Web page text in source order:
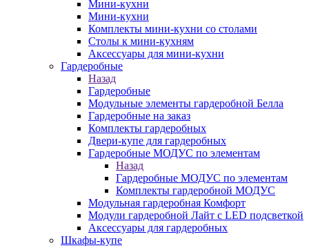
Мини-кухни
Мини-кухни
Комплекты мини-кухни со столами
Столы к мини-кухням
Аксессуары для мини-кухни
Гардеробные
Назад
Гардеробные
Модульные элементы гардеробной Белла
Гардеробные на заказ
Комплекты гардеробных
Двери-купе для гардеробных
Гардеробные МОДУС по элементам
Назад
Гардеробные МОДУС по элементам
Комплекты гардеробной МОДУС
Модульная гардеробная Комфорт
Модули гардеробной Лайт с LED подсветкой
Аксессуары для гардеробных
Шкафы-купе